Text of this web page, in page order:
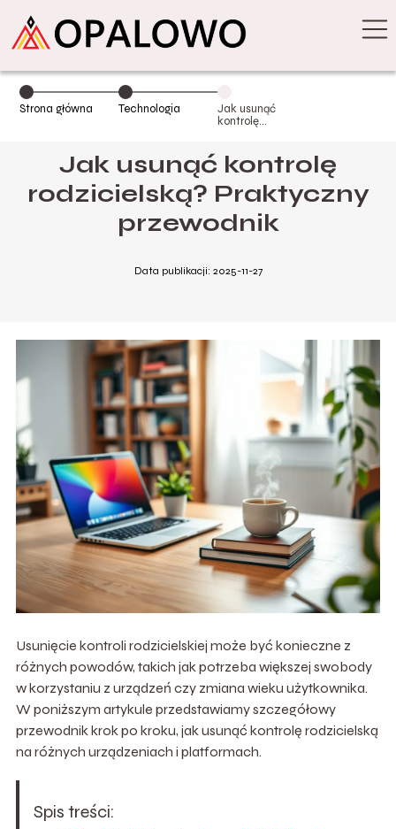
Strona główna Technologia
Jak usunąć
kontrolę
przewodnik
Jak usunąć kontrolę
rodzicielską? Praktyczny
przewodnik
Data publikacji: 2025-11-27
Usunięcie kontroli rodzicielskiej może być konieczne z
różnych powodów, takich jak potrzeba większej swobody
w korzystaniu z urządzeń czy zmiana wieku użytkownika.
W poniższym artykule przedstawiamy szczegółowy
przewodnik krok po kroku, jak usunąć kontrolę rodzicielską
na różnych urządzeniach i platformach.
Spis treści: